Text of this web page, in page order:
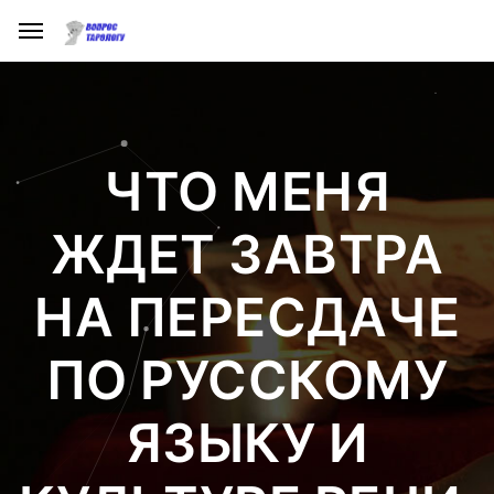
ЧТО МЕНЯ
ЖДЕТ ЗАВТРА
НА ПЕРЕСДАЧЕ
ПО РУССКОМУ
ЯЗЫКУ И